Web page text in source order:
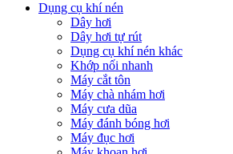
Dụng cụ khí nén
Dây hơi
Dây hơi tự rút
Dụng cụ khí nén khác
Khớp nối nhanh
Máy cắt tôn
Máy chà nhám hơi
Máy cưa dũa
Máy đánh bóng hơi
Máy đục hơi